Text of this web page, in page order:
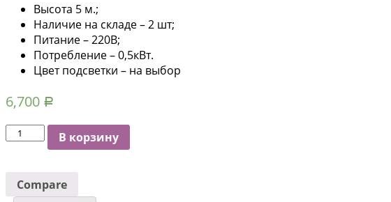
Высота 5 м.;
Наличие на складе – 2 шт;
Питание – 220В;
Потребление – 0,5кВт.
Цвет подсветки – на выбор
6,700 Р
КоличествоВ корзину
Compare